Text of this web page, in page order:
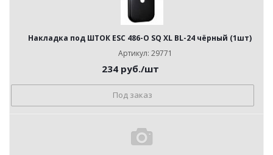
Накладка под ШТОК ESC 486-О SQ XL BL-24 чёрный (1шт)
Артикул: 29771
234 руб./шт
Под заказ